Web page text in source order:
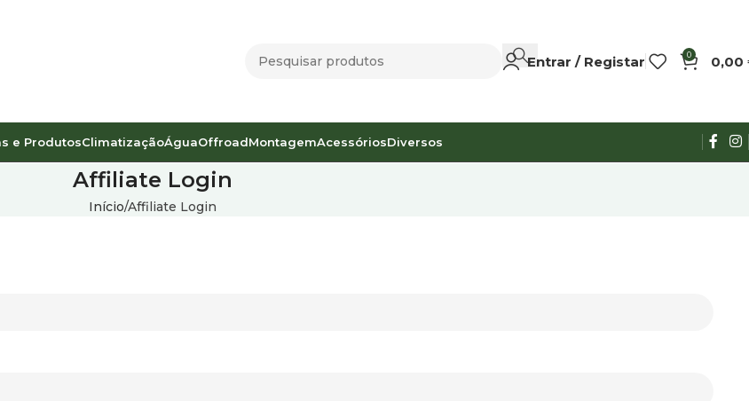
Entrar / Registar 0 0,00
e ProdutosClimatizaçãoÁguaOffroadMontagemAcessóriosDiversos
Affiliate Login
Início Affiliate Login